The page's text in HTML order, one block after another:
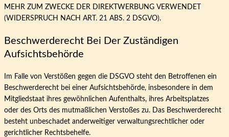
MEHR ZUM ZWECKE DER DIREKTWERBUNG VERWENDET
(WIDERSPRUCH NACH ART. 21 ABS. 2 DSGVO).
Beschwerde­recht Bei Der Zuständigen
Aufsichts­behörde
Im Falle von Verstößen gegen die DSGVO steht den Betroffenen ein
Beschwerderecht bei einer Aufsichtsbehörde, insbesondere in dem
Mitgliedstaat ihres gewöhnlichen Aufenthalts, ihres Arbeitsplatzes
oder des Orts des mutmaßlichen Verstoßes zu. Das Beschwerderecht
besteht unbeschadet anderweitiger verwaltungsrechtlicher oder
gerichtlicher Rechtsbehelfe.